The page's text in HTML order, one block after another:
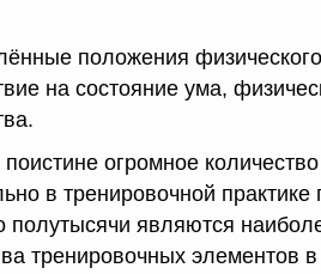
положения
на состояние ума,
огромное
в тренировочной практике
полутысячи являются
тренировочных элементов в